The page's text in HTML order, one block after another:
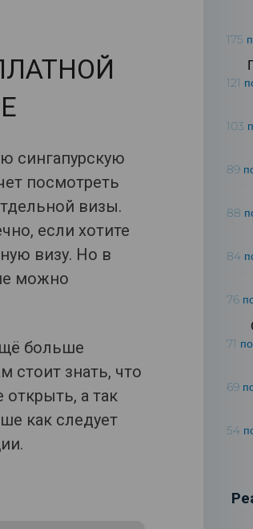
сингапурскую
посмотреть
визы.
если хотите
визу. Но в
можно
больше
стоит знать, что
открыть, а так
как следует
175
121
103
89
88
84
76
71
69
54